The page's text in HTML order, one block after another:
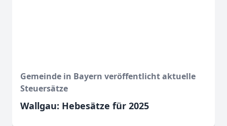
Gemeinde in Bayern veröffentlicht aktuelle
Steuersätze
Wallgau: Hebesätze für 2025